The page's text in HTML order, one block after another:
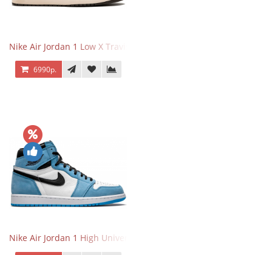
Nike Air Jordan 1 Low X Travis Scott
6990р.
Nike Air Jordan 1 High University Blue